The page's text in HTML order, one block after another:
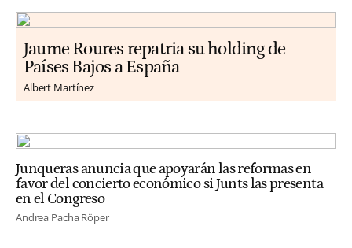
Jaume Roures repatria su holding de
Países Bajos a España
Albert Martínez
Junqueras anuncia que apoyarán las reformas en
favor del concierto económico si Junts las presenta
en el Congreso
Andrea Pacha Röper